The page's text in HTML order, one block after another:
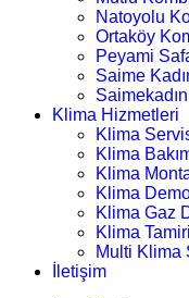
Natoyolu
Ortaköy
Peyami
Saime
Klima Hizmetleri
Klima
Klima
Klima
Klima
Klima Gaz
Klima Tamiri
Multi Klima
İletişim